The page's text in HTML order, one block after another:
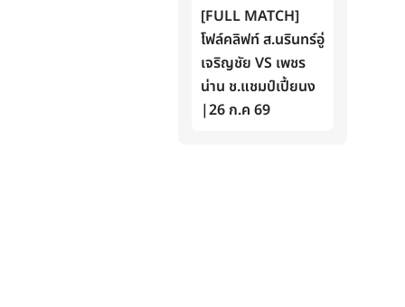
[FULL MATCH]
โฟล์คลิฟท์ ส.นรินทร์อู่
เจริญชัย VS เพชร
น่าน ช.แชมป์เปี้ยนง
|26 ก.ค 69